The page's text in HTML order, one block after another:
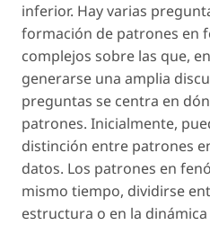
inferior. Hay varias
formación de patrones en
complejos sobre las que,
generarse una amplia
preguntas se centra en
patrones. Inicialmente,
distinción entre patrones
datos. Los patrones en
mismo tiempo, dividirse
estructura o en la